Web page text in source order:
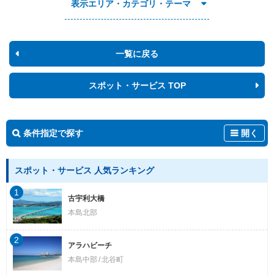
表示エリア・カテゴリ・テーマ
一覧に戻る
スポット・サービス TOP
条件指定で探す 開く
スポット・サービス 人気ランキング
古宇利大橋
本島北部
1
アラハビーチ
本島中部 北谷町
2